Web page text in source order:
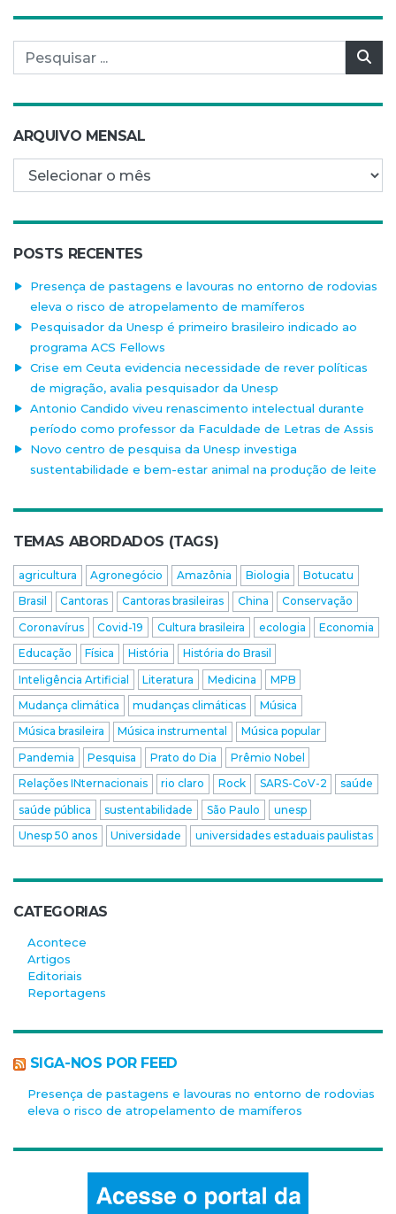
Pesquisar por:
ARQUIVO MENSAL
Arquivo mensal
POSTS RECENTES
Presença de pastagens e lavouras no entorno de rodovias
eleva o risco de atropelamento de mamíferos
Pesquisador da Unesp é primeiro brasileiro indicado ao
programa ACS Fellows
Crise em Ceuta evidencia necessidade de rever políticas
de migração, avalia pesquisador da Unesp
Antonio Candido viveu renascimento intelectual durante
período como professor da Faculdade de Letras de Assis
Novo centro de pesquisa da Unesp investiga
sustentabilidade e bem-estar animal na produção de leite
TEMAS ABORDADOS (TAGS)
agricultura Agronegócio Amazônia Biologia
Botucatu
Brasil
Cantoras Cantoras brasileiras China
Conservação
Coronavírus
Covid-19 Cultura brasileira ecologia
Economia
Educação
Física História
História do Brasil
Inteligência Artificial
Literatura Medicina
MPB
Mudança climática
mudanças climáticas
Música
Música brasileira
Música instrumental
Música popular
Pandemia
Pesquisa Prato do Dia
Prêmio Nobel
Relações INternacionais
rio claro Rock SARS-CoV-2
saúde
saúde pública
sustentabilidade São Paulo
unesp
Unesp 50 anos
Universidade universidades estaduais paulistas
CATEGORIAS
Acontece
Artigos
Editoriais
Reportagens
SIGA-NOS POR FEED
Presença de pastagens e lavouras no entorno de rodovias
eleva o risco de atropelamento de mamíferos